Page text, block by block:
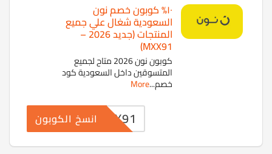
١٠% كوبون خصم نون
السعودية شغال علي جميع
المنتجات (جديد 2026 –
MXX91)
كوبون نون 2026 متاح لجميع
المتسوقين داخل السعودية كود
خصم...
More
MXX91 انسخ الكوبون